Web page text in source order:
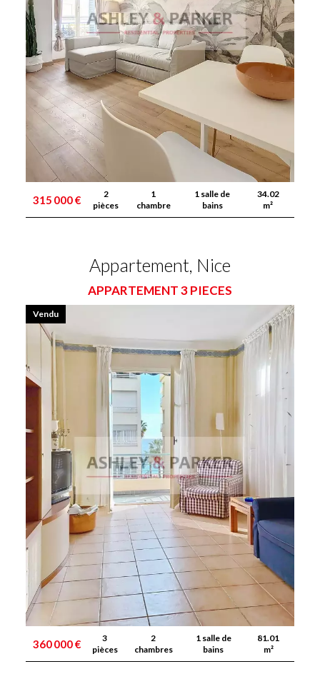
315 000 €
2
pièces
1
chambre
1 salle de
bains
34.02
m²
Appartement, Nice
APPARTEMENT 3 PIECES
360 000 €
3
pièces
2
chambres
1 salle de
bains
81.01
m²
Vendu